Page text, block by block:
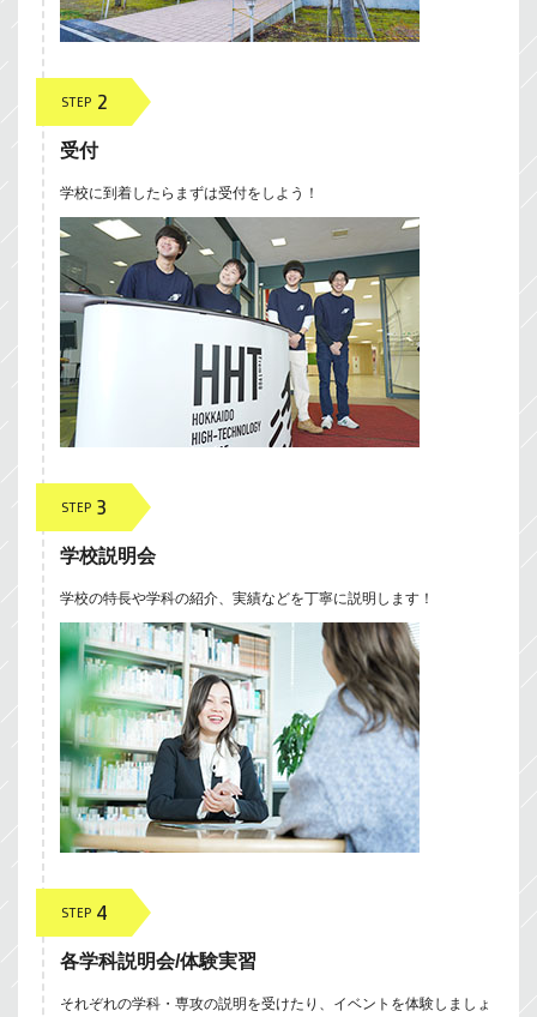
STEP 2
受付
学校に到着したらまずは受付をしよう！
STEP 3
学校説明会
学校の特長や学科の紹介、実績などを丁寧に説明します！
STEP 4
各学科説明会/体験実習
それぞれの学科・専攻の説明を受けたり、イベントを体験しましょ